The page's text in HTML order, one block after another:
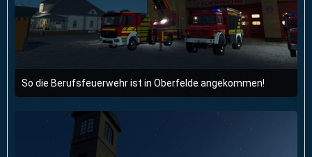
So die Berufsfeuerwehr ist in Oberfelde angekommen!
26. Februar 2026 um 19:58